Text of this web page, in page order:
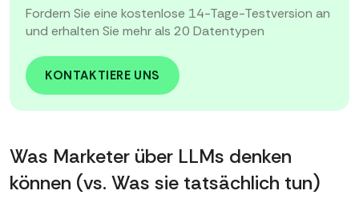
Fordern Sie eine kostenlose 14-Tage-Testversion an
und erhalten Sie mehr als 20 Datentypen
KONTAKTIERE UNS
Was Marketer über LLMs denken
können (vs. Was sie tatsächlich tun)